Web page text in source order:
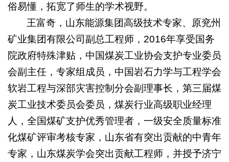
俗易懂，拓宽了师生的学术视野。
王富奇，山东能源集团高级技术专家、原兖州
矿业集团有限公司副总工程师，2016年享受国务
院政府特殊津贴，中国煤炭工业协会支护专业委员
会副主任，专家组成员，中国岩石力学与工程学会
软岩工程与深部灾害控制分会副理事长，第三届煤
炭工业技术委员会委员，煤炭行业高级职业经理
人，全国煤矿支护优秀管理者，一级安全质量标准
化煤矿评审考核专家，山东省有突出贡献的中青年
专家，山东煤炭学会突出贡献工程师，并授予济宁